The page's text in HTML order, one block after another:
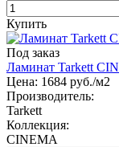
Купить
Под заказ
Ламинат Tarkett
Цена: 1684 руб./м2
Производитель:
Tarkett
Коллекция:
CINEMA